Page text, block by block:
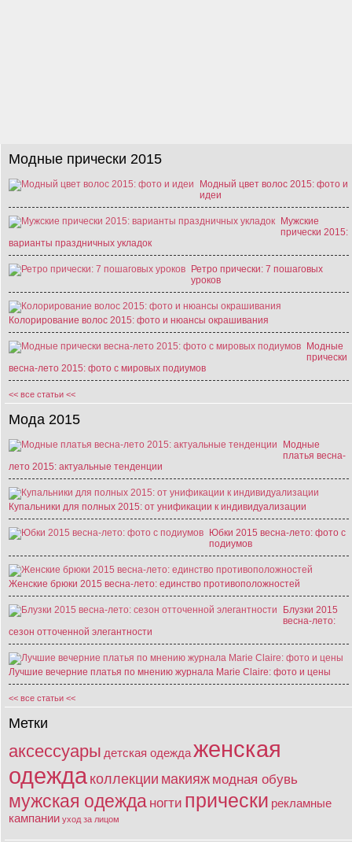
Модные прически 2015
Модный цвет волос 2015: фото и
идеи
Мужские
прически 2015:
варианты праздничных укладок
Ретро прически: 7 пошаговых
уроков
Колорирование волос 2015: фото и нюансы окрашивания
Модные
прически
весна-лето 2015: фото с мировых подиумов
<< все статьи <<
Мода 2015
Модные
платья весна-
лето 2015: актуальные тенденции
Купальники для полных 2015: от унификации к индивидуализации
Юбки 2015 весна-лето: фото с
подиумов
Женские брюки 2015 весна-лето: единство противоположностей
Блузки 2015
весна-лето:
сезон отточенной элегантности
Лучшие вечерние платья по мнению журнала Marie Claire: фото и цены
<< все статьи <<
Метки
аксессуары детская одеждаженская
одеждаколлекции макияж модная обувь
мужская одежда ногти прически рекламные
кампании уход за лицом